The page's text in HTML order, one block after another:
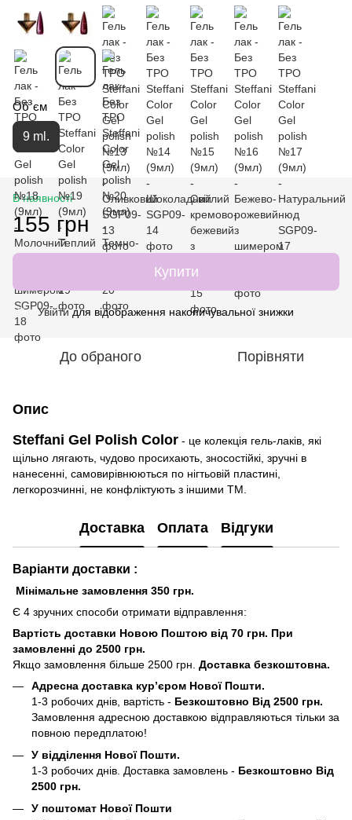
Об`єм
9 ml.
В наявності
155 грн
Купити
% Увійтидля відображення накопичувальної знижки
До обраного Порівняти
Опис
Steffani Gel Polish Color - це колекція гель-лаків, які
щільно лягають, чудово просихають, зносостійкі, зручні в
нанесенні, самовирівнюються по нігтьовій пластині,
легкорозчинні, не конфліктують з іншими ТМ.
Доставка Оплата Відгуки
Варіанти доставки :
Мінімальне замовлення 350 грн.
Є 4 зручних способи отримати відправлення:
Вартість доставки Новою Поштою від 70 грн. При
замовленні до 2500 грн.
Якщо замовлення більше 2500 грн. Доставка безкоштовна.
Адресна доставка кур’єром Нової Пошти.
1-3 робочих днів, вартість - Безкоштовно Від 2500 грн.
Замовлення адресною доставкою відправляються тільки за
повною передплатою!
У відділення Нової Пошти.
1-3 робочих днів. Доставка замовлень - Безкоштовно Від
2500 грн.
У поштомат Нової Пошти